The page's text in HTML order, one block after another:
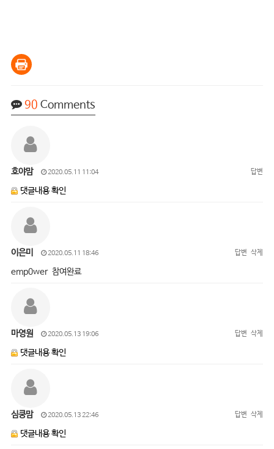
90 Comments
호야맘 2020.05.11 11:04 답변
댓글내용 확인
이은미 2020.05.11 18:46 답변 삭제
emp0wer 참여완료
마영원 2020.05.13 19:06 답변 삭제
댓글내용 확인
심쿵맘 2020.05.13 22:46 답변 삭제
댓글내용 확인